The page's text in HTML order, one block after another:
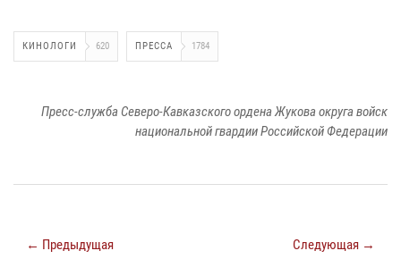
КИНОЛОГИ 620 ПРЕССА 1784
Пресс-служба Северо-Кавказского ордена Жукова округа войск
национальной гвардии Российской Федерации
← Предыдущая Следующая →